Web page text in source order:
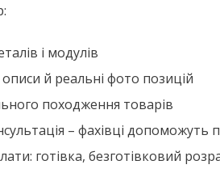
і модулів
описи й реальні фото позицій
походження товарів
– фахівці допоможуть
готівка, безготівковий